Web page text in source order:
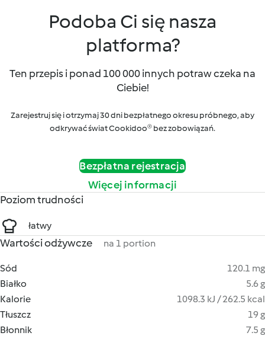
Podoba Ci się nasza
platforma?
Ten przepis i ponad 100 000 innych potraw czeka na
Ciebie!
Zarejestruj się i otrzymaj 30 dni bezpłatnego okresu próbnego, aby
odkrywać świat Cookidoo® bez zobowiązań.
Bezpłatna rejestracja
Więcej informacji
Poziom trudności
łatwy
Wartości odżywcze na 1 portion
Sód
120.1 mg
Białko
5.6 g
Kalorie
1098.3 kJ / 262.5 kcal
Tłuszcz
19 g
Błonnik
7.5 g